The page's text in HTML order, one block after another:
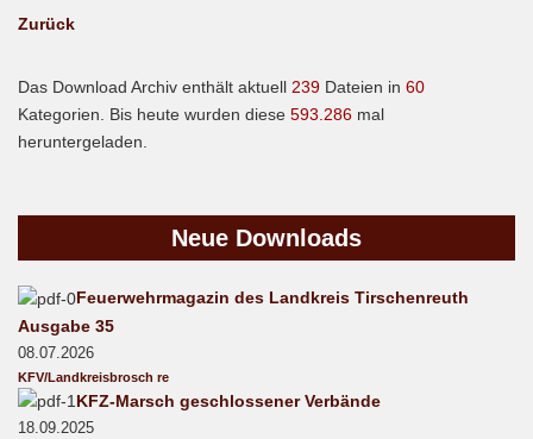
Zurück
Das Download Archiv enthält aktuell 239 Dateien in 60
Kategorien. Bis heute wurden diese 593.286 mal
heruntergeladen.
Neue Downloads
Feuerwehrmagazin des Landkreis Tirschenreuth
Ausgabe 35
08.07.2026
KFV/Landkreisbrosch re
KFZ-Marsch geschlossener Verbände
18.09.2025